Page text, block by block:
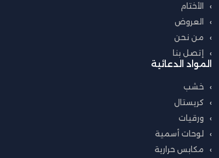
الأختام
العروض
من نحن
إتصل بنا
المواد الدعائية
خشب
كريستال
ورقيات
لوحات أسمية
مكابس حرارية